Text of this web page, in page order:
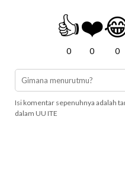
👍
0
❤️
0 0
Isi komentar sepenuhnya adalah
dalam UU ITE